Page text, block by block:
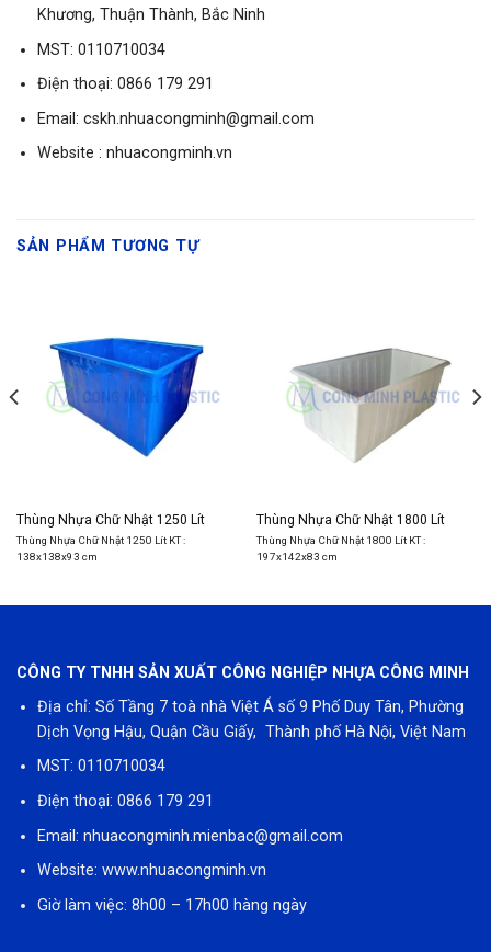
Khương, Thuận Thành, Bắc Ninh
MST: 0110710034
Điện thoại: 0866 179 291
Email: cskh.nhuacongminh@gmail.com
Website : nhuacongminh.vn
SẢN PHẨM TƯƠNG TỰ
Thùng Nhựa Chữ Nhật 1250 Lít
Thùng Nhựa Chữ Nhật 1250 Lít KT :
138x138x93 cm
Thùng Nhựa Chữ Nhật 1800 Lít
Thùng Nhựa Chữ Nhật 1800 Lít KT :
197x142x83 cm
CÔNG TY TNHH SẢN XUẤT CÔNG NGHIỆP NHỰA CÔNG MINH
Địa chỉ: Số Tầng 7 toà nhà Việt Á số 9 Phố Duy Tân, Phường
Dịch Vọng Hậu, Quận Cầu Giấy, Thành phố Hà Nội, Việt Nam
MST: 0110710034
Điện thoại: 0866 179 291
Email: nhuacongminh.mienbac@gmail.com
Website: www.nhuacongminh.vn
Giờ làm việc: 8h00 – 17h00 hàng ngày